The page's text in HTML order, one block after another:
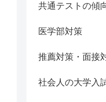
共通テストの傾
医学部対策
推薦対策・面接
社会人の大学入